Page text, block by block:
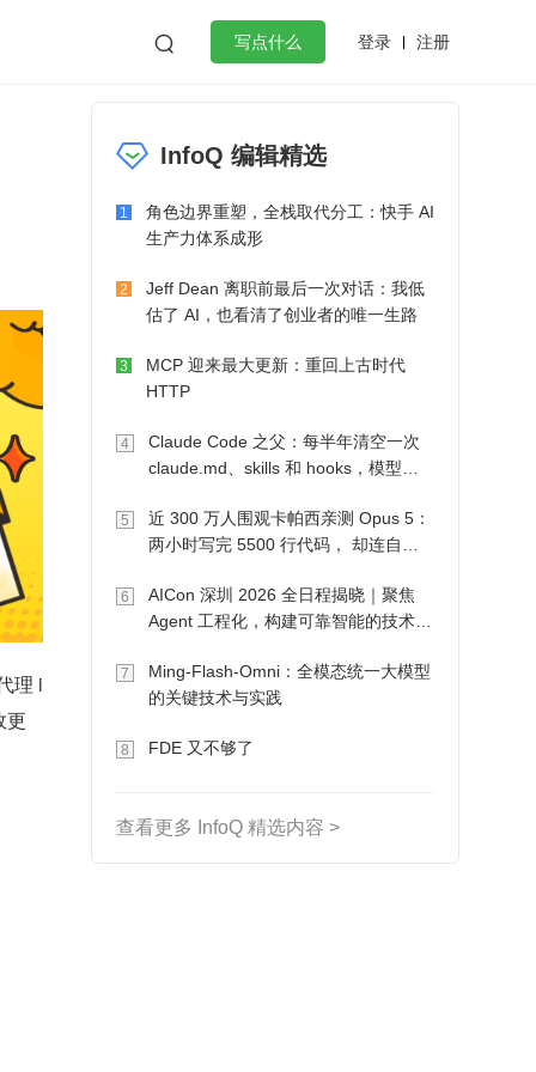
 写点什么 登录 注册
微服务架构 flutter
理 i
更
InfoQ 编辑精选
1
角色边界重塑，全栈取代分工：快手 AI
生产力体系成形
2
Jeff Dean 离职前最后一次对话：我低
估了 AI，也看清了创业者的唯一生路
3
MCP 迎来最大更新：重回上古时代
HTTP
4
Claude Code 之父：每半年清空一次
claude.md、skills 和 hooks，模型自
5
近 300 万人围观卡帕西亲测 Opus 5：
两小时写完 5500 行代码， 却连自己
6
AICon 深圳 2026 全日程揭晓｜聚焦
Agent 工程化，构建可靠智能的技术路
7
Ming-Flash-Omni：全模态统一大模型
的关键技术与实践
8 FDE 又不够了
查看更多 InfoQ 精选内容 >